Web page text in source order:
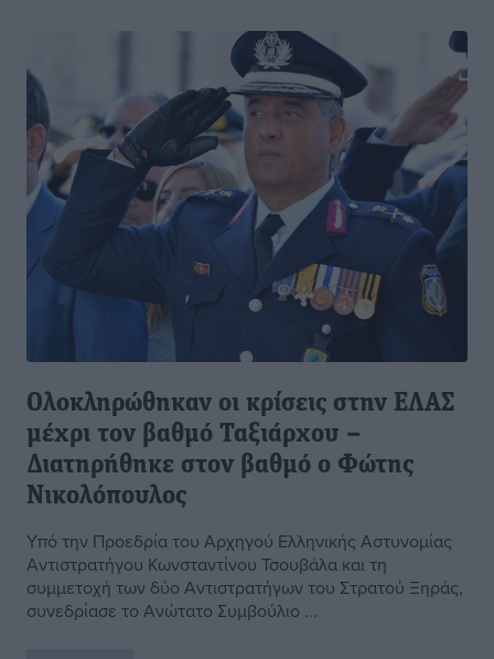
Ολοκληρώθηκαν οι κρίσεις στην ΕΛΑΣ
μέχρι τον βαθμό Ταξιάρχου –
Διατηρήθηκε στον βαθμό ο Φώτης
Νικολόπουλος
Υπό την Προεδρία του Αρχηγού Ελληνικής Αστυνομίας
Αντιστρατήγου Κωνσταντίνου Τσουβάλα και τη
συμμετοχή των δύο Αντιστρατήγων του Στρατού Ξηράς,
συνεδρίασε το Ανώτατο Συμβούλιο ...